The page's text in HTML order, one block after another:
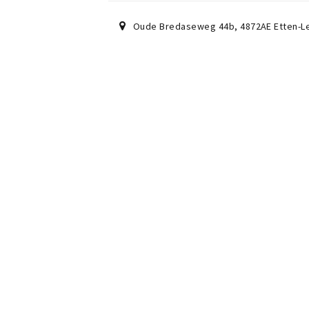
Oude Bredaseweg 44b,4872AE Etten-